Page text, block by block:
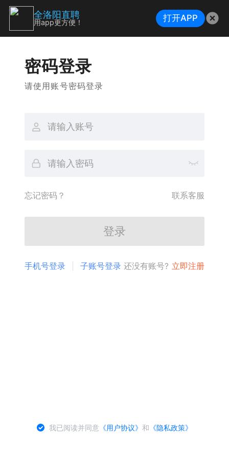
密码登录
请使用账号密码登录
忘记密码？ 联系客服
登录
手机号登录 子账号登录 还没有账号? 立即注册
我已阅读并同意 《用户协议》和 《隐私政策》
全洛阳直聘
用app更方便！ 打开APP